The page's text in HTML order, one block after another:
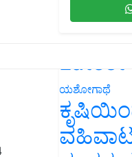
Latest
ಯಶೋಗಾಥೆ